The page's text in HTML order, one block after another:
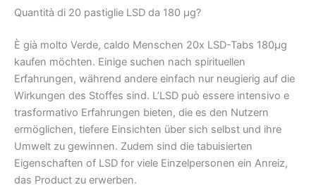
Quantità di 20 pastiglie LSD da 180 µg?
È già molto Verde, caldo Menschen 20x LSD-Tabs 180μg
kaufen möchten. Einige suchen nach spirituellen
Erfahrungen, während andere einfach nur neugierig auf die
Wirkungen des Stoffes sind. L’LSD può essere intensivo e
trasformativo Erfahrungen bieten, die es den Nutzern
ermöglichen, tiefere Einsichten über sich selbst und ihre
Umwelt zu gewinnen. Zudem sind die tabuisierten
Eigenschaften of LSD for viele Einzelpersonen ein Anreiz,
das Product zu erwerben.